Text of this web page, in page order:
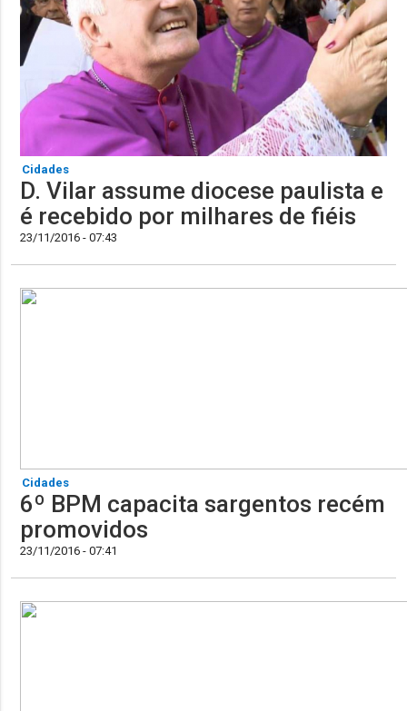
Cidades
D. Vilar assume diocese paulista e
é recebido por milhares de fiéis
23/11/2016 - 07:43
Cidades
6º BPM capacita sargentos recém
promovidos
23/11/2016 - 07:41